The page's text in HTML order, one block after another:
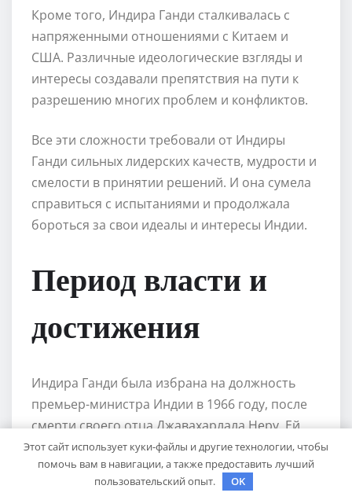
Кроме того, Индира Ганди сталкивалась с
напряженными отношениями с Китаем и
США. Различные идеологические взгляды и
интересы создавали препятствия на пути к
разрешению многих проблем и конфликтов.
Все эти сложности требовали от Индиры
Ганди сильных лидерских качеств, мудрости и
смелости в принятии решений. И она сумела
справиться с испытаниями и продолжала
бороться за свои идеалы и интересы Индии.
Период власти и
достижения
Индира Ганди была избрана на должность
премьер-министра Индии в 1966 году, после
смерти своего отца Джавахарлала Неру. Ей
удалось удержаться у власти в Индии в
течение 15 лет, оказав значительное влияние
на политическую и социальную ситуацию в
Этот сайт использует куки-файлы и другие технологии, чтобы
помочь вам в навигации, а также предоставить лучший
пользовательский опыт.
OK